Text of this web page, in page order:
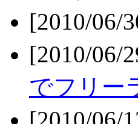
[2010/06/
[2010/06/
でフリー